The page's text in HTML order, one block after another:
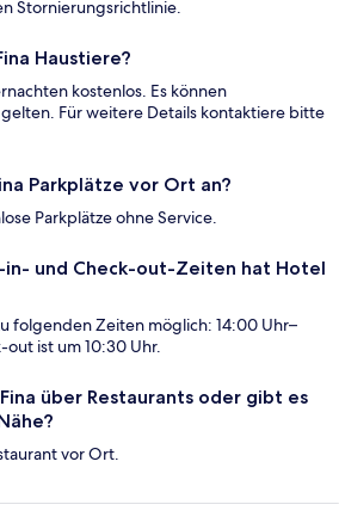
Stornierungsrichtlinie.
Haustiere?
kostenlos. Es können
Für weitere Details kontaktiere bitte
Parkplätze vor Ort an?
Parkplätze ohne Service.
in- und Check-out-Zeiten hat Hotel
folgenden Zeiten möglich: 14:00 Uhr–
ist um 10:30 Uhr.
über Restaurants oder gibt es
vor Ort.